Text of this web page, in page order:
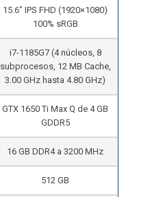
15.6″ IPS FHD (1920×1080)
100% sRGB
i7-1185G7 (4 núcleos, 8
subprocesos, 12 MB Cache,
3.00 GHz hasta 4.80 GHz)
GTX 1650 Ti Max Q de 4 GB
GDDR5
16 GB DDR4 a 3200 MHz
512 GB